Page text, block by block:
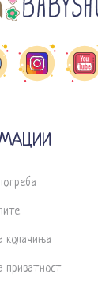
колачиња
приватност